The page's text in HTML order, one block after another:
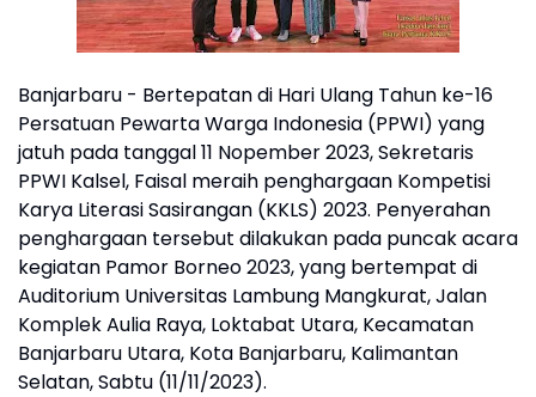
Banjarbaru - Bertepatan di Hari Ulang Tahun ke-16
Persatuan Pewarta Warga Indonesia (PPWI) yang
jatuh pada tanggal 11 Nopember 2023, Sekretaris
PPWI Kalsel, Faisal meraih penghargaan Kompetisi
Karya Literasi Sasirangan (KKLS) 2023. Penyerahan
penghargaan tersebut dilakukan pada puncak acara
kegiatan Pamor Borneo 2023, yang bertempat di
Auditorium Universitas Lambung Mangkurat, Jalan
Komplek Aulia Raya, Loktabat Utara, Kecamatan
Banjarbaru Utara, Kota Banjarbaru, Kalimantan
Selatan, Sabtu (11/11/2023).